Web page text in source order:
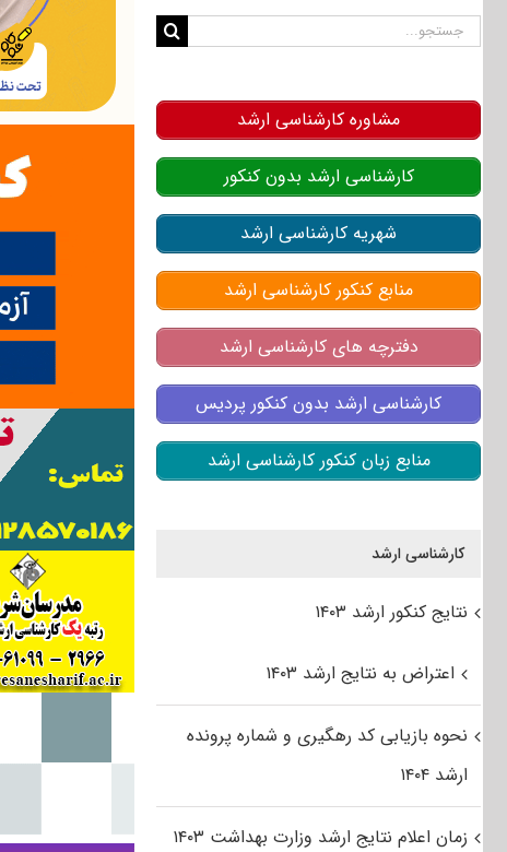
جستجو
مشاوره کارشناسی ارشد
کارشناسی ارشد بدون کنکور
شهریه کارشناسی ارشد
منابع کنکور کارشناسی ارشد
دفترچه های کارشناسی ارشد
کارشناسی ارشد بدون کنکور پردیس
منابع زبان کنکور کارشناسی ارشد
کارشناسی ارشد
نتایج کنکور ارشد ۱۴۰۳
اعتراض به نتایج ارشد ۱۴۰۳
نحوه بازیابی کد رهگیری و شماره پرونده
ارشد ۱۴۰۴
زمان اعلام نتایج ارشد وزارت بهداشت ۱۴۰۳